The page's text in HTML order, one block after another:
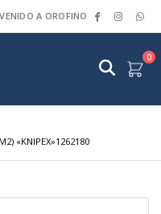
A OROFINO
0
«KNIPEX»1262180